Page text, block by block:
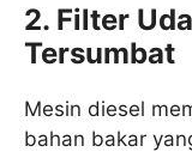
2. Filter
Tersumbat
Mesin diesel
bahan bakar